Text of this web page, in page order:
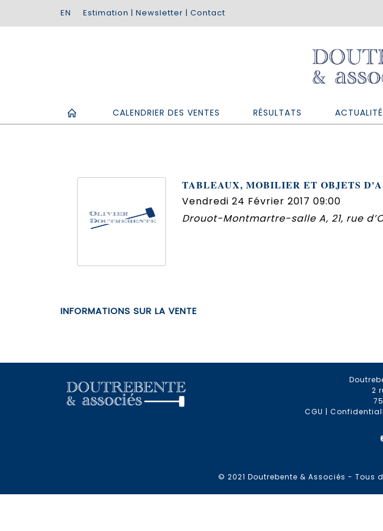
Estimation | Newsletter | Contact
CALENDRIER DES VENTES RÉSULTATS
TABLEAUX, MOBILIER ET OBJETS
Vendredi 24 Février 2017 09:00
Drouot-Montmartre-salle A, 21, rue
INFORMATIONS SUR LA VENTE
2
CGU |
© 2021 Doutrebente & Associés - Tous